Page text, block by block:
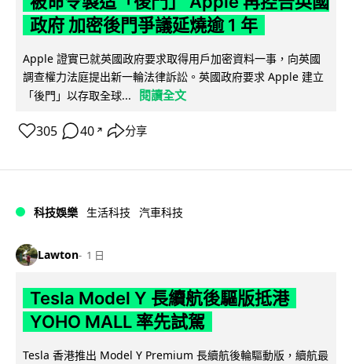
政府 加密後門爭議延燒逾 1 年
Apple 證實已就英國政府要求取得用戶加密資料一事，向英國
調查權力法庭提出新一輪法律訴訟。英國政府要求 Apple 建立
「後門」以存取全球...
閱讀全文
305 40 ↗ 分享
科技娛樂 生活科技 汽車科技
Lawton 1 日
Tesla Model Y 長續航後驅版抵港
YOHO MALL 率先試駕
Tesla 香港推出 Model Y Premium 長續航後輪驅動版，續航最